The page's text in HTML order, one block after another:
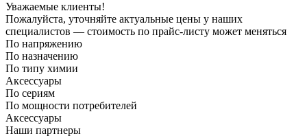
Уважаемые клиенты!
Пожалуйста, уточняйте актуальные цены у наших
специалистов — стоимость по прайс‑листу может меняться
По напряжению
По назначению
По типу химии
Аксессуары
По сериям
По мощности потребителей
Аксессуары
Наши партнеры